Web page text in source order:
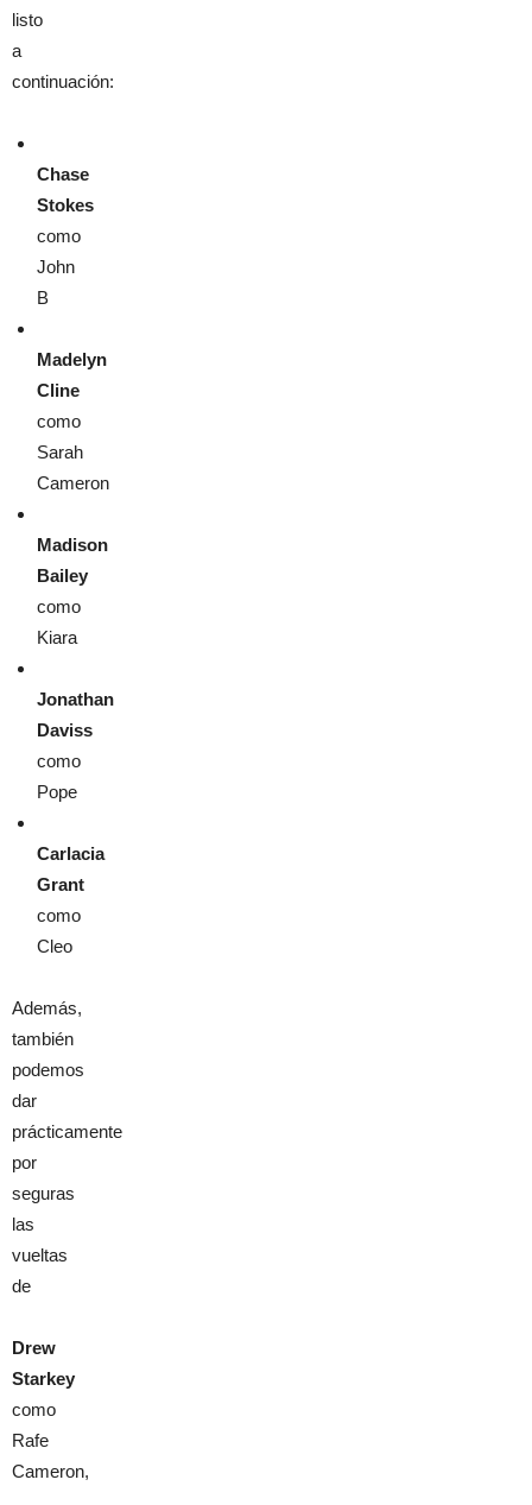
listo
a
continuación:
Chase
Stokes
como
John
B
Madelyn
Cline
como
Sarah
Cameron
Madison
Bailey
como
Kiara
Jonathan
Daviss
como
Pope
Carlacia
Grant
como
Cleo
Además,
también
podemos
dar
prácticamente
por
seguras
las
vueltas
de
Drew
Starkey
como
Rafe
Cameron,